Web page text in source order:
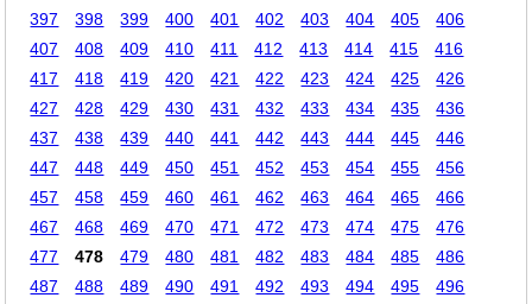
397
398 399 400 401 402 403 404 405
406
407
408 409 410 411 412 413 414 415
416
417
418 419 420 421 422 423 424 425
426
427
428 429 430 431 432 433 434 435
436
437
438 439 440 441 442 443 444 445
446
447
448 449 450 451 452 453 454 455
456
457
458 459 460 461 462 463 464 465
466
467
468 469 470 471 472 473 474 475
476
477
478 479 480 481 482 483 484 485
486
487
488 489 490 491 492 493 494 495
496